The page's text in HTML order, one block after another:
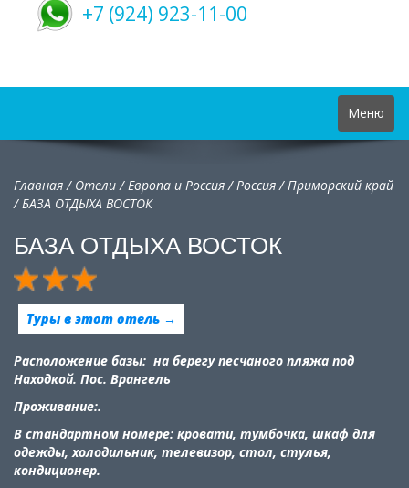
+7 (924) 923-11-00
Toggle
navigation
Меню
Главная/ Отели/Европа и Россия/Россия/Приморский край
/БАЗА ОТДЫХА ВОСТОК
БАЗА ОТДЫХА ВОСТОК
Туры в этот отель →
Расположение базы: на берегу песчаного пляжа под
Находкой. Пос. Врангель
Проживание:.
В стандартном номере: кровати, тумбочка, шкаф для
одежды, холодильник, телевизор, стол, стулья,
кондиционер.